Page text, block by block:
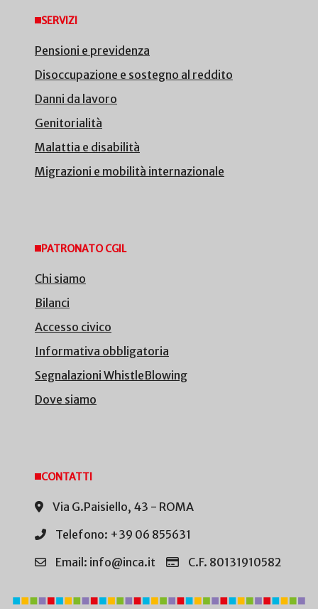
SERVIZI
Pensioni e previdenza
Disoccupazione e sostegno al reddito
Danni da lavoro
Genitorialità
Malattia e disabilità
Migrazioni e mobilità internazionale
PATRONATO CGIL
Chi siamo
Bilanci
Accesso civico
Informativa obbligatoria
Segnalazioni WhistleBlowing
Dove siamo
CONTATTI
Via G.Paisiello, 43 - ROMA
Telefono: +39 06 855631
Email: info@inca.it
C.F. 80131910582